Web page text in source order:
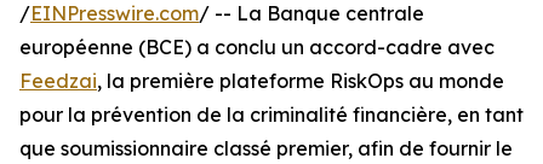
/EINPresswire.com/ -- La Banque centrale
européenne (BCE) a conclu un accord-cadre avec
Feedzai, la première plateforme RiskOps au monde
pour la prévention de la criminalité financière, en tant
que soumissionnaire classé premier, afin de fournir le